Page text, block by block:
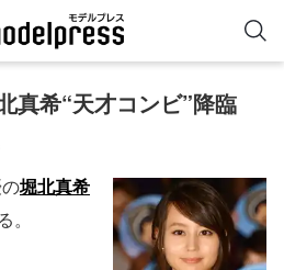
真希“天才コンビ”降臨
堀北真希